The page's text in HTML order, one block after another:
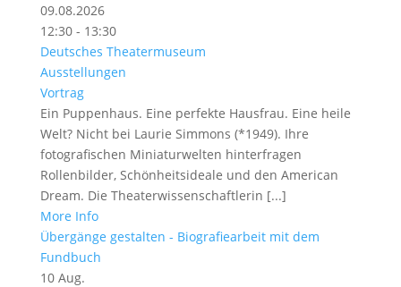
09.08.2026
12:30 - 13:30
Deutsches Theatermuseum
Ausstellungen
Vortrag
Ein Puppenhaus. Eine perfekte Hausfrau. Eine heile
Welt? Nicht bei Laurie Simmons (*1949). Ihre
fotografischen Miniaturwelten hinterfragen
Rollenbilder, Schönheitsideale und den American
Dream. Die Theaterwissenschaftlerin [...]
More Info
Übergänge gestalten - Biografiearbeit mit dem
Fundbuch
10 Aug.